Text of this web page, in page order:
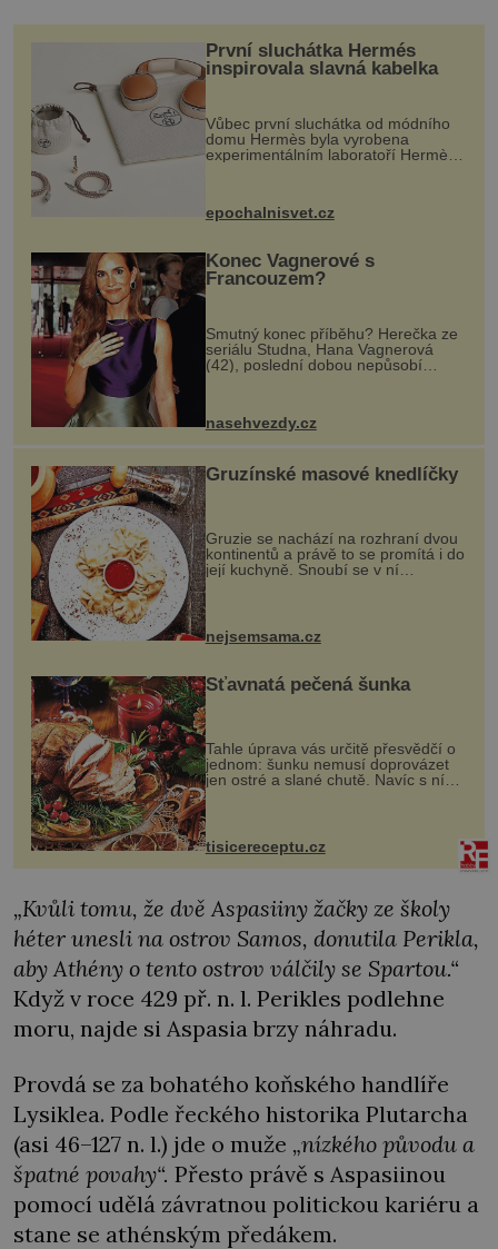
První sluchátka Hermés
inspirovala slavná kabelka
Vůbec první sluchátka od módního
domu Hermès byla vyrobena
experimentálním laboratoří Hermès
kovový...
epochalnisvet.cz
Konec Vagnerové s
Francouzem?
Smutný konec příběhu? Herečka ze
seriálu Studna, Hana Vagnerová
(42), poslední dobou nepůsobí
nasehvezdy.cz
Gruzínské masové knedlíčky
Gruzie se nachází na rozhraní dvou
kontinentů a právě to se promítá i do
její kuchyně. Snoubí se v ní
evropské a asijské chutě a díky tomu
pokrmy, které rozhodně st...
nejsemsama.cz
Šťavnatá pečená šunka
Tahle úprava vás určitě přesvědčí o
jednom: šunku nemusí doprovázet
jen ostré a slané chutě. Navíc s ní
nakrmíte poměrně hodně hladových
krků. Ingredience sádlo 3 kg šunky
vcelku 3 stroužky česneku hl...
tisicereceptu.cz
„Kvůli tomu, že dvě Aspasiiny žačky ze školy
héter unesli na ostrov Samos, donutila Perikla,
aby Athény o tento ostrov válčily se Spartou.“
Když v roce 429 př. n. l. Perikles podlehne
moru, najde si Aspasia brzy náhradu.
Provdá se za bohatého koňského handlíře
Lysiklea. Podle řeckého historika Plutarcha
(asi 46–127 n. l.) jde o muže „nízkého původu a
špatné povahy“. Přesto právě s Aspasiinou
pomocí udělá závratnou politickou kariéru a
stane se athénským předákem.